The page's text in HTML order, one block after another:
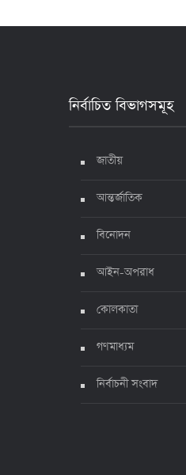
নির্বাচিত বিভাগসমূহ
জাতীয়
আন্তর্জাতিক
বিনোদন
আইন-অপরাধ
কোলকাতা
গণমাধ্যম
নির্বাচনী সংবাদ